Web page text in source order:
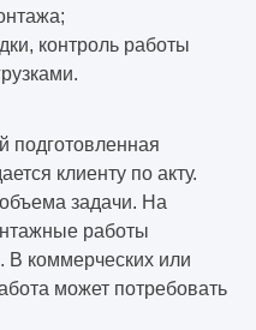
контроль работы
подготовленная
клиенту по акту.
задачи. На
работы
В коммерческих или
может потребовать